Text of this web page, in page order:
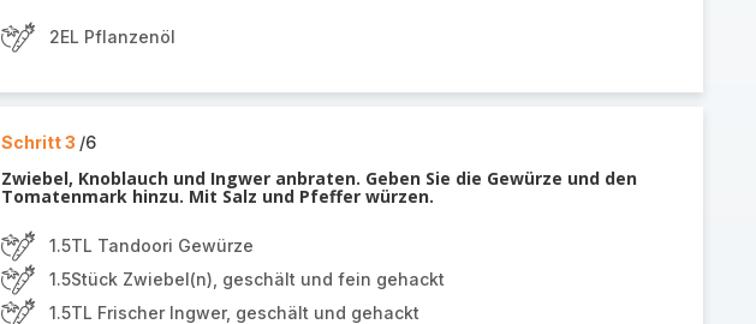
2EL Pflanzenöl
Schritt 3 /6
Zwiebel, Knoblauch und Ingwer anbraten. Geben Sie die Gewürze und den
Tomatenmark hinzu. Mit Salz und Pfeffer würzen.
1.5TL Tandoori Gewürze
1.5Stück Zwiebel(n), geschält und fein gehackt
1.5TL Frischer Ingwer, geschält und gehackt